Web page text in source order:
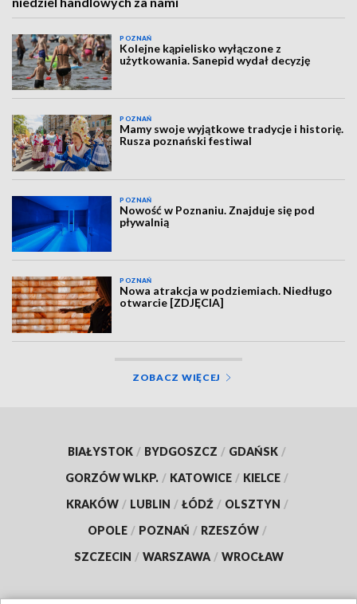
POZNAŃ
Kolejne kąpielisko wyłączone z
użytkowania. Sanepid wydał decyzję
POZNAŃ
Mamy swoje wyjątkowe tradycje i historię.
Rusza poznański festiwal
POZNAŃ
Nowość w Poznaniu. Znajduje się pod
pływalnią
POZNAŃ
Nowa atrakcja w podziemiach. Niedługo
otwarcie [ZDJĘCIA]
ZOBACZ WIĘCEJ
BIAŁYSTOK / BYDGOSZCZ / GDAŃSK /
GORZÓW WLKP. / KATOWICE / KIELCE /
KRAKÓW / LUBLIN / ŁÓDŹ / OLSZTYN /
OPOLE / POZNAŃ / RZESZÓW /
SZCZECIN / WARSZAWA / WROCŁAW